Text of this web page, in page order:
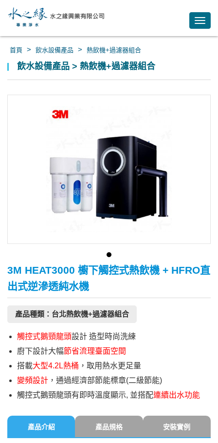
首頁 > 飲水設備產品 > 熱飲機+過濾器組合
飲水設備產品 > 熱飲機+過濾器組合
3M HEAT3000 櫥下觸控式熱飲機 + HFRO直
出式逆滲透純水機
產品種類：台北熱飲機+過濾器組合
觸控式鵝頸龍頭設計 造型時尚洗練
廚下設計大幅節省流理臺面空間
搭載大型4.2L熱桶 ，取用熱水更足量
變頻設計 ，通過經濟部節能標章(二級節能)
觸控式鵝頸龍頭有即時溫度顯示, 並搭配連續出水功能
產品介紹 產品規格 安裝實例